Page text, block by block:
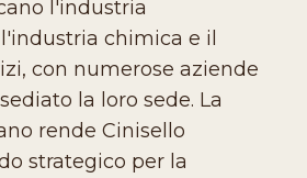
l'industria
chimica e il
con numerose aziende
la loro sede. La
rende Cinisello
strategico per la